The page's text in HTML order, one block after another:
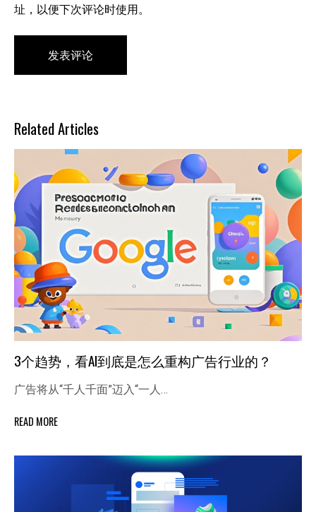
址，以便下次评论时使用。
Related Articles
3个趋势，看AI到底是怎么重构广告行业的？
广告将从“千人千面”迈入“一人…
READ MORE